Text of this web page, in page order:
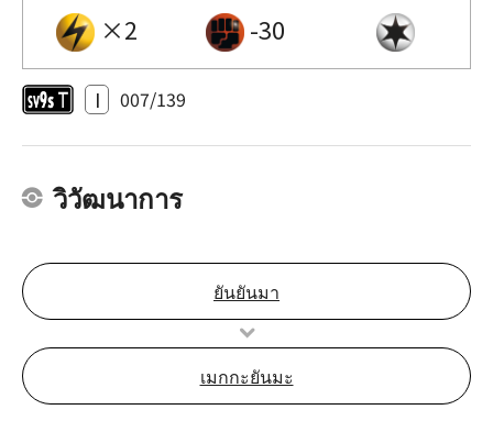
×2 -30
I 007/139
วิวัฒนาการ
ยันยันมา
เมกกะยันมะ